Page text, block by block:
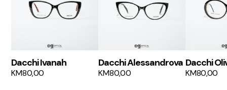
Dacchi Ivanah
KM80,00
Dacchi Alessandrova
KM80,00
Dacchi
KM80,00